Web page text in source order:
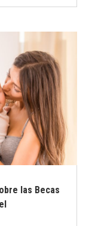
las Becas